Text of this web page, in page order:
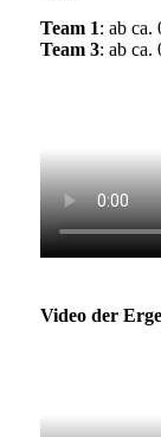
Team 1: ab
Team 3: ab ca.
Video der